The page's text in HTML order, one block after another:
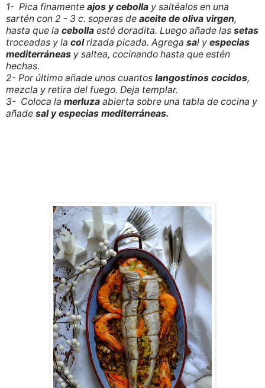
1- Pica finamente ajos y cebolla y saltéalos en una
sartén con 2 - 3 c. soperas de aceite de oliva virgen,
hasta que la cebolla esté doradita. Luego añade las setas
troceadas y la colrizada picada. Agrega sal y especias
mediterráneas y saltea, cocinando hasta que estén
hechas.
2- Por último añade unos cuantos langostinos cocidos,
mezcla y retira del fuego. Deja templar.
3- Coloca la merluza abierta sobre una tabla de cocina y
añade sal y especias mediterráneas.